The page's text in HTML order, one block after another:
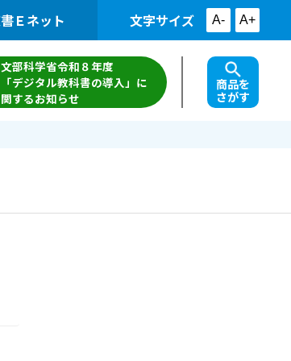
Ｅネット 文字サイズ A- A+
文部科学省令和８年度
「デジタル教科書の導入」に
関するお知らせ
商品を
さがす